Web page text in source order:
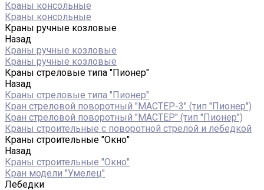
Краны консольные
Краны консольные
Краны ручные козловые
Назад
Краны ручные козловые
Краны ручные козловые
Краны стреловые типа "Пионер"
Назад
Краны стреловые типа "Пионер"
Кран стреловой поворотный "МАСТЕР-3" (тип "Пионер")
Кран стреловой поворотный "МАСТЕР" (тип "Пионер")
Краны строительные с поворотной стрелой и лебедкой
Краны строительные "Окно"
Назад
Краны строительные "Окно"
Кран модели "Умелец"
Лебедки